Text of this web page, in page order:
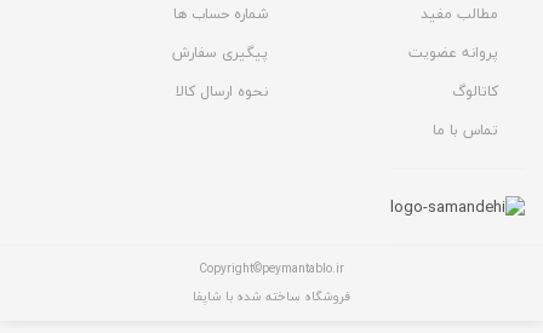
مطالب مفید
شماره حساب ها
پروانه عضویت
پیگیری سفارش
کاتالوگ
نحوه ارسال کالا
تماس با ما
Copyright©peymantablo.ir
فروشگاه ساخته شده با شاپفا